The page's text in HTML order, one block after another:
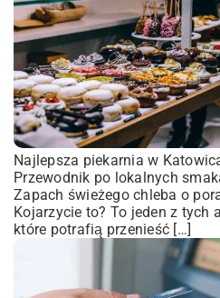
Najlepsza piekarnia w
Przewodnik po lokalnych
Zapach świeżego chleba o
Kojarzycie to? To jeden z tych
które potrafią przenieść […]